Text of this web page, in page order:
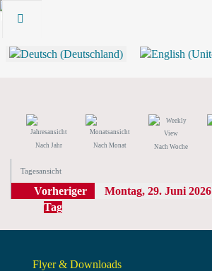
Nach Jahr Nach Monat Nach Woche
Tagesansicht
Vorheriger
Tag
Montag, 29. Juni 2026
Flyer & Downloads